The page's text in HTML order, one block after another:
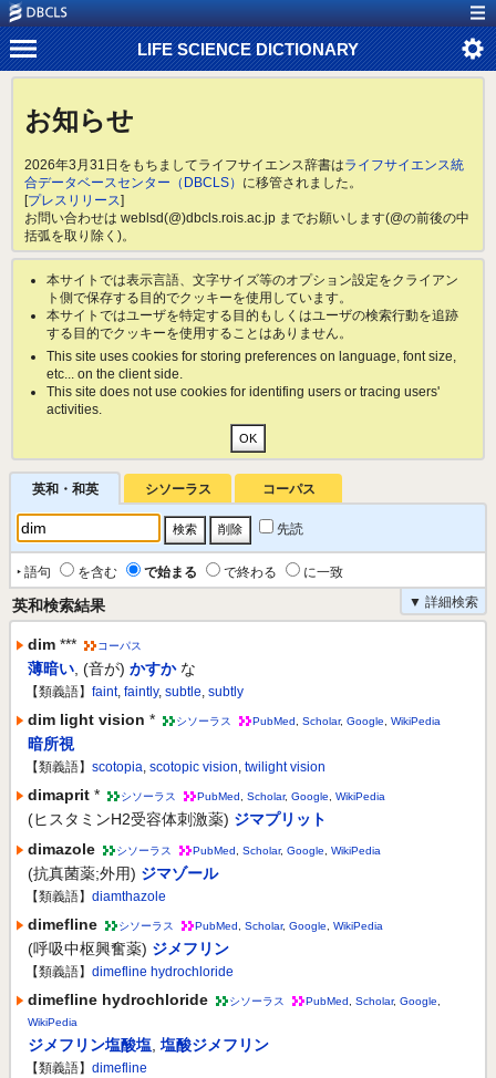
LIFE SCIENCE DICTIONARY
お知らせ
2026年3月31日をもちましてライフサイエンス辞書はライフサイエンス統
合データベースセンター（DBCLS） に移管されました。
[プレスリリース]
お問い合わせは weblsd(@)dbcls.rois.ac.jp までお願いします(@の前後の中
括弧を取り除く)。
本サイトでは表示言語、文字サイズ等のオプション設定をクライアン
ト側で保存する目的でクッキーを使用しています。
本サイトではユーザを特定する目的もしくはユーザの検索行動を追跡
する目的でクッキーを使用することはありません。
This site uses cookies for storing preferences on language, font size,
etc... on the client side.
This site does not use cookies for identifing users or tracing users'
activities.
英和・和英 シソーラス コーパス
先読
‣ 語句 を含む で始まる で終わる
に一致
▼ 詳細検索
英和検索結果
dim *** コーパス
薄暗い (音が) かすか な
【類義語】 faint, faintly, subtle, subtly
dim light vision * シソーラス PubMed Scholar, Google WikiPedia
暗所視
【類義語】 scotopia, scotopic vision, twilight vision
dimaprit * シソーラス PubMed Scholar, Google WikiPedia
(ヒスタミンH2受容体刺激薬) ジマプリット
dimazole
シソーラス PubMed Scholar, Google WikiPedia
(抗真菌薬;外用) ジマゾール
【類義語】 diamthazole
dimefline シソーラス PubMed Scholar, Google WikiPedia
(呼吸中枢興奮薬) ジメフリン
【類義語】 dimefline hydrochloride
dimefline hydrochloride シソーラス PubMed Scholar, Google
WikiPedia
ジメフリン塩酸塩 塩酸ジメフリン
【類義語】 dimefline